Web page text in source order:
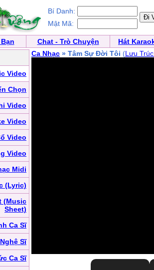
Bí Danh:
Mật Mã:
Chat - Trò Chuyện
Hát
Video
Chọn
Video
Video
Video
Video
Midi
(Lyric)
(Music
Sheet)
Ca Sĩ
Sĩ
Ca Sĩ
Ca Nhạc » Tâm Sự Đời Tôi (Lưu